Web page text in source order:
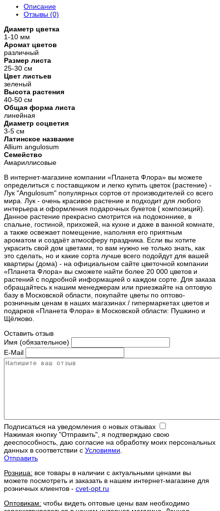
Описание
Отзывы (0)
Диаметр цветка
1-10 мм
Аромат цветов
различный
Размер листа
25-30 см
Цвет листьев
зеленый
Высота растения
40-50 см
Общая форма листа
линейная
Диаметр соцветия
3-5 см
Латинское название
Allium angulosum
Семейство
Амариллисовые
В интернет-магазине компании «Планета Флора» вы можете
определиться с поставщиком и легко купить цветок (растение) -
Лук "Angulosum" популярных сортов от производителей со всего
мира. Лук - очень красивое растение и подходит для любого
интерьера и оформления подарочных букетов ( композиций).
Данное растение прекрасно смотрится на подоконнике, в
спальне, гостиной, прихожей, на кухне и даже в ванной комнате,
а также освежает помещение, наполняя его приятным
ароматом и создаёт атмосферу праздника. Если вы хотите
украсить свой дом цветами, то вам нужно не только знать, как
это сделать, но и какие сорта лучше всего подойдут для вашей
квартиры (дома) - на официальном сайте цветочной компании
«Планета Флора» вы сможете найти более 20 000 цветов и
растений с подробной информацией о каждом сорте. Для заказа
обращайтесь к нашим менеджерам или приезжайте на оптовую
базу в Московской области, покупайте цветы по оптово-
розничным ценам в наших магазинах / гипермаркетах цветов и
подарков «Планета Флора» в Московской области: Пушкино и
Щёлково.
Оставить отзыв
Имя (обязательное)
E-Mail
Подписаться на уведомления о новых отзывах
Нажимая кнопку "Отправить", я подтверждаю свою
дееспособность, даю согласие на обработку моих персональных
данных в соответствии с Условиями.
Отправить
Розница: все товары в наличии с актуальными ценами вы
можете посмотреть и заказать в нашем интернет-магазине для
розничных клиентов - cvet-opt.ru
Оптовикам: чтобы видеть оптовые цены вам необходимо